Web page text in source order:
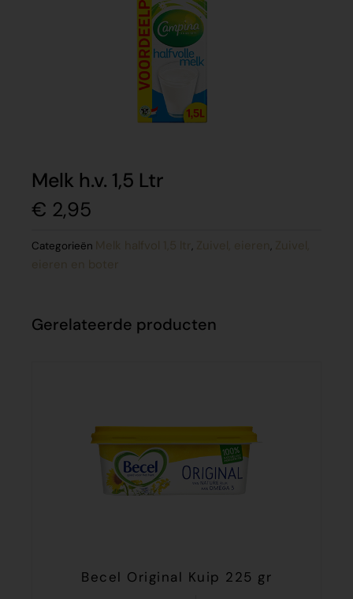
Melk h.v. 1,5 Ltr
€ 2,95
Categorieën Melk halfvol 1,5 ltr , Zuivel, eieren , Zuivel,
eieren en boter
Gerelateerde producten
Becel Original Kuip 225 gr